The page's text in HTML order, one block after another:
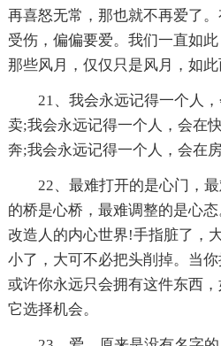
再喜怒无常，那也就不再爱了
受伤，偏偏要爱。我们一直如此
那些风月，仅仅只是风月，如此
21、我会永远记得一个人
卖;我会永远记得一个人，会在
奔;我会永远记得一个人，会在
22、最难打开的是心门，
的桥是心桥，最难调整的是心
改造人的内心世界!手指脏了，
小了，大可不必把头削掉。当
或许你永远只会拥有这件东西
它选择机会。